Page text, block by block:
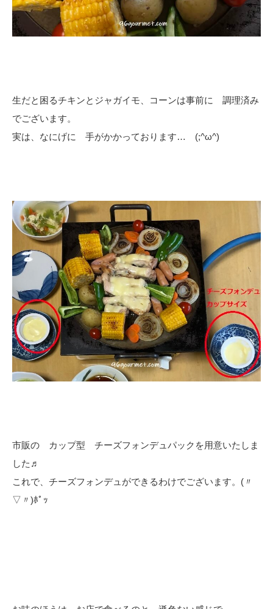
生だと困るチキンとジャガイモ、コーンは事前に 調理済み
でございます。
実は、なにげに 手がかかっております… (;^ω^)
市販の カップ型 チーズフォンデュパックを用意いたしま
した♬
これで、チーズフォンデュができるわけでございます。(〃
▽〃)ﾎﾟｯ